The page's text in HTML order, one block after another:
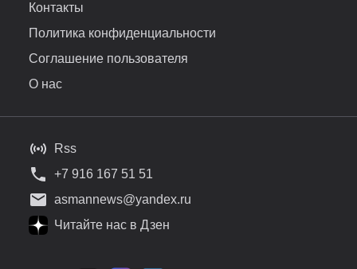
Контакты
Политика конфиденциальности
Соглашение пользователя
О нас
Rss
+7 916 167 51 51
asmannews@yandex.ru
Читайте нас в Дзен